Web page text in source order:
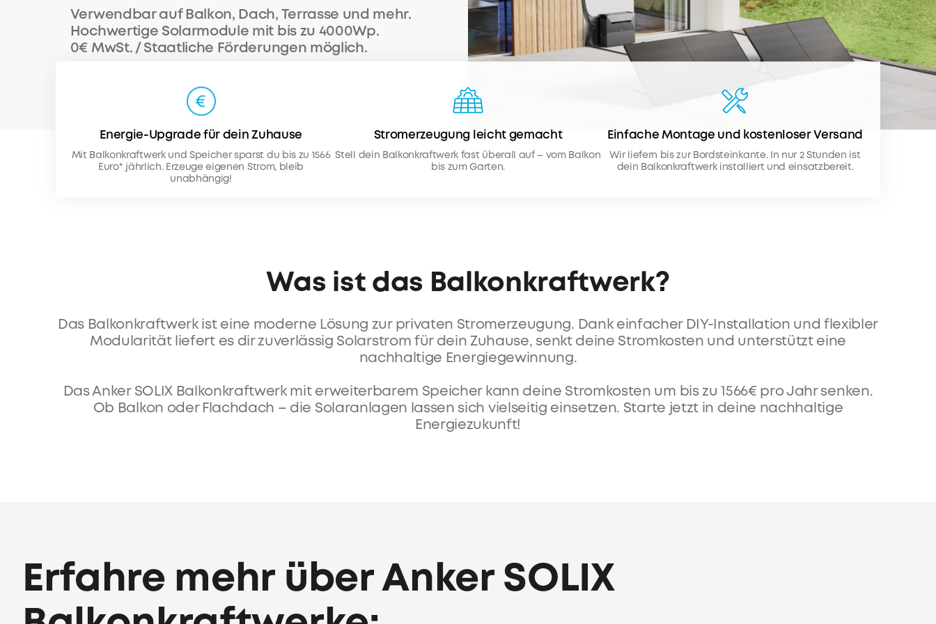
Verwendbar auf Balkon, Dach, Terrasse und mehr.
Hochwertige Solarmodule mit bis zu 4000Wp.
0€ MwSt. / Staatliche Förderungen möglich.
Energie-Upgrade für dein Zuhause
Mit Balkonkraftwerk und Speicher sparst du bis zu 1566
Euro* jährlich. Erzeuge eigenen Strom, bleib
unabhängig!
Stromerzeugung leicht gemacht
Stell dein Balkonkraftwerk fast überall auf – vom Balkon
bis zum Garten.
Einfache Montage und kostenloser Versand
Wir liefern bis zur Bordsteinkante. In nur 2 Stunden ist
dein Balkonkraftwerk installiert und einsatzbereit.
Was ist das Balkonkraftwerk?
Das Balkonkraftwerk ist eine moderne Lösung zur privaten Stromerzeugung. Dank einfacher DIY-Installation und flexibler
Modularität liefert es dir zuverlässig Solarstrom für dein Zuhause, senkt deine Stromkosten und unterstützt eine
nachhaltige Energiegewinnung.
Das Anker SOLIX Balkonkraftwerk mit erweiterbarem Speicher kann deine Stromkosten um bis zu 1566€ pro Jahr senken.
Ob Balkon oder Flachdach – die Solaranlagen lassen sich vielseitig einsetzen. Starte jetzt in deine nachhaltige
Energiezukunft!
Erfahre mehr über Anker SOLIX